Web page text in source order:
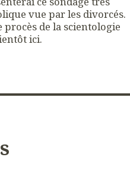
vue par les divorcés.
de la scientologie
ici.